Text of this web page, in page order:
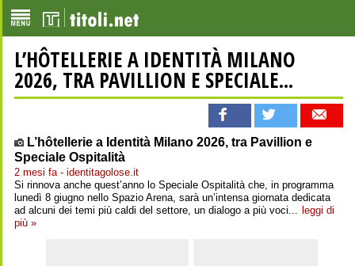
L’HÔTELLERIE A IDENTITÀ MILANO
2026, TRA PAVILLION E SPECIALE...
L’hôtellerie a Identità Milano 2026, tra Pavillion e
Speciale Ospitalità
2 mesi fa - identitagolose.it
Si rinnova anche quest’anno lo Speciale Ospitalità che, in programma
lunedì 8 giugno nello Spazio Arena, sarà un’intensa giornata dedicata
ad alcuni dei temi più caldi del settore, un dialogo a più voci... leggi di
più »